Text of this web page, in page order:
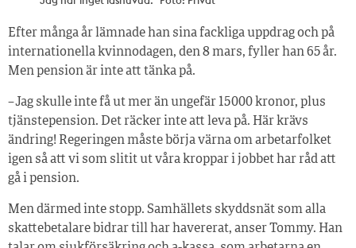
Efter många år lämnade han sina fackliga uppdrag och på
internationella kvinnodagen, den 8 mars, fyller han 65 år.
Men pension är inte att tänka på.
– Jag skulle inte få ut mer än ungefär 15 000 kronor, plus
tjänstepension. Det räcker inte att leva på. Här krävs
ändring! Regeringen måste börja värna om arbetarfolket
igen så att vi som slitit ut våra kroppar i jobbet har råd att
gå i pension.
Men därmed inte stopp. Samhällets skyddsnät som alla
skattebetalare bidrar till har havererat, anser Tommy. Han